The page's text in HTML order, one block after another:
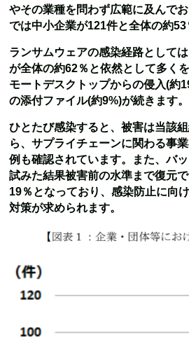
やその業種を問わず広範に及んで
では中小企業が121件と全体の約53
ランサムウェアの感染経路として
が全体の約62％と依然として多く
モートデスクトップからの侵入(約
の添付ファイル(約9%)が続きます。
ひとたび感染すると、被害は当該
ら、サプライチェーンに関わる事
例も確認されています。また、バ
試みた結果被害前の水準まで復元
19％となっており、感染防止に向
対策が求められます。